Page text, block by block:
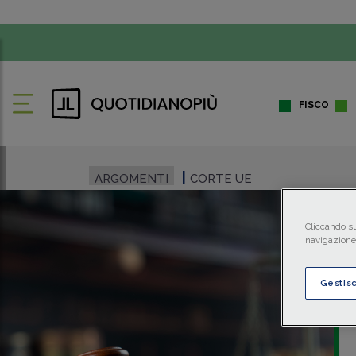
FISCO
ARGOMENTI CORTE UE
Cliccando